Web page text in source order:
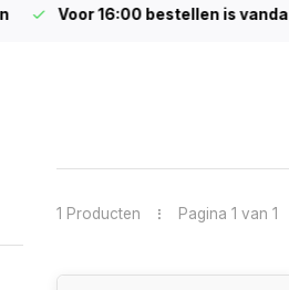
Voor 16:00 bestellen is vandaag
1 Producten Pagina 1 van 1